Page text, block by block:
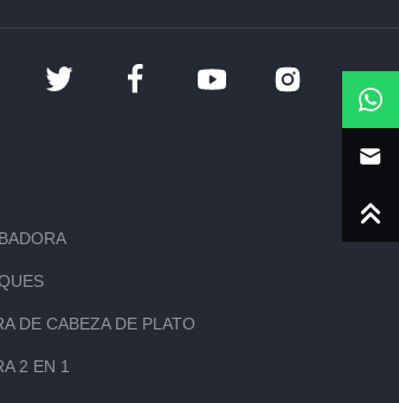
DE CABEZA DE PLATO
2 EN 1